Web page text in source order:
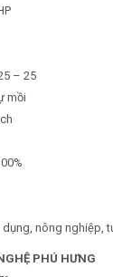
– 25
mồi
nông nghiệp,
PHÚ HƯNG